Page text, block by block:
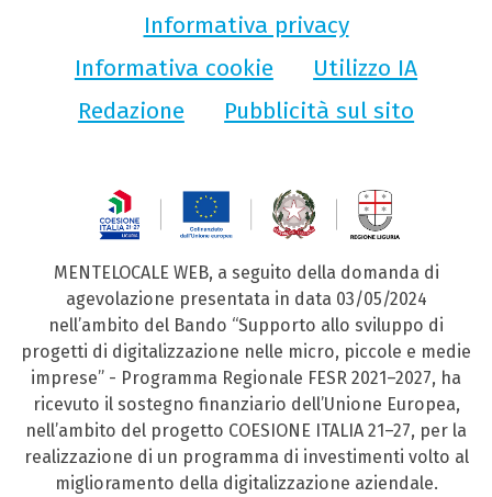
Informativa privacy
Informativa cookie
Utilizzo IA
Redazione
Pubblicità sul sito
MENTELOCALE WEB, a seguito della domanda di
agevolazione presentata in data 03/05/2024
nell’ambito del Bando “Supporto allo sviluppo di
progetti di digitalizzazione nelle micro, piccole e medie
imprese” - Programma Regionale FESR 2021–2027, ha
ricevuto il sostegno finanziario dell’Unione Europea,
nell’ambito del progetto COESIONE ITALIA 21–27, per la
realizzazione di un programma di investimenti volto al
miglioramento della digitalizzazione aziendale.